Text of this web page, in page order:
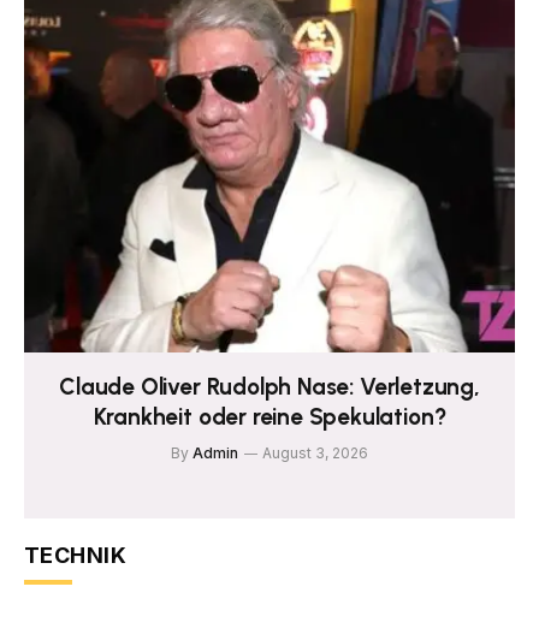
Claude Oliver Rudolph Nase: Verletzung,
Krankheit oder reine Spekulation?
By Admin August 3, 2026
TECHNIK